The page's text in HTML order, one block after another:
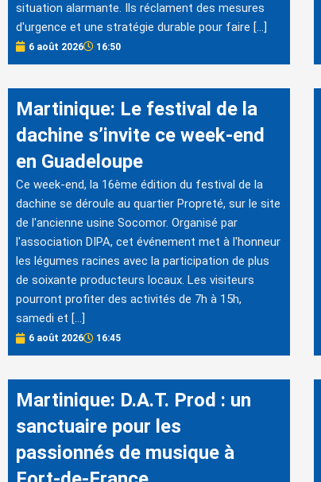
situation alarmante. Ils réclament des mesures
d'urgence et une stratégie durable pour faire […]
6 août 2026 16:50
Martinique: Le festival de la
dachine s’invite ce week-end
en Guadeloupe
Ce week-end, la 16ème édition du festival de la
dachine se déroule au quartier Propreté, sur le site
de l'ancienne usine Socomor. Organisé par
l'association DIPA, cet événement met à l'honneur
les légumes racines avec la participation de plus
de soixante producteurs locaux. Les visiteurs
pourront profiter des activités de 7h à 15h,
samedi et […]
6 août 2026 16:45
Martinique: D.A.T. Prod : un
sanctuaire pour les
passionnés de musique à